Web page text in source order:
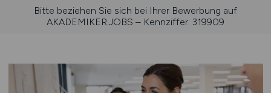
Bitte beziehen Sie sich bei Ihrer Bewerbung auf
AKADEMIKER.JOBS – Kennziffer: 319909